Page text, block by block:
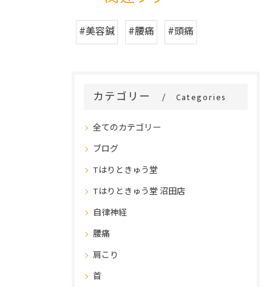
#美容鍼 #腰痛 #頭痛
カテゴリー Categories
全てのカテゴリー
ブログ
Tはりときゅう堂
Tはりときゅう堂 沼田店
自律神経
腰痛
肩こり
首